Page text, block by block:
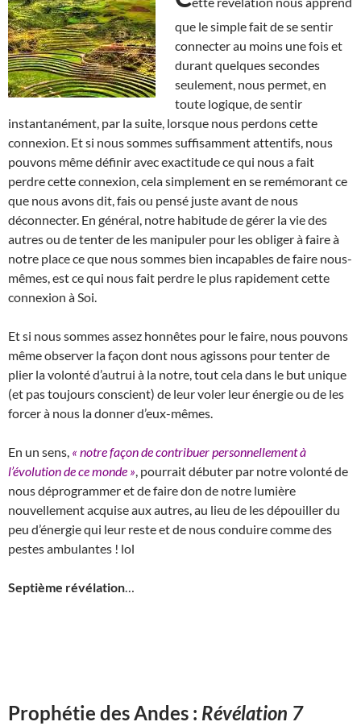
que le simple fait de se sentir
connecter au moins une fois et
durant quelques secondes
seulement, nous permet, en
toute logique, de sentir
instantanément, par la suite, lorsque nous perdons cette
connexion. Et si nous sommes suffisamment attentifs, nous
pouvons même définir avec exactitude ce qui nous a fait
perdre cette connexion, cela simplement en se remémorant ce
que nous avons dit, fais ou pensé juste avant de nous
déconnecter. En général, notre habitude de gérer la vie des
autres ou de tenter de les manipuler pour les obliger à faire à
notre place ce que nous sommes bien incapables de faire nous-
mêmes, est ce qui nous fait perdre le plus rapidement cette
connexion à Soi.
Et si nous sommes assez honnêtes pour le faire, nous pouvons
même observer la façon dont nous agissons pour tenter de
plier la volonté d’autrui à la notre, tout cela dans le but unique
(et pas toujours conscient) de leur voler leur énergie ou de les
forcer à nous la donner d’eux-mêmes.
En un sens, « notre façon de contribuer personnellement à
l’évolution de ce monde » , pourrait débuter par notre volonté de
nous déprogrammer et de faire don de notre lumière
nouvellement acquise aux autres, au lieu de les dépouiller du
peu d’énergie qui leur reste et de nous conduire comme des
pestes ambulantes ! lol
Septième révélation
Prophétie des Andes : Révélation 7